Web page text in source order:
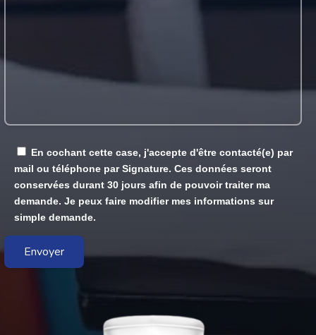
En cochant cette case, j'accepte d'être contacté(e) par
mail ou téléphone par Signature. Ces données seront
conservées durant 30 jours afin de pouvoir traiter ma
demande. Je peux faire modifier mes informations sur
simple demande.